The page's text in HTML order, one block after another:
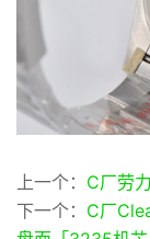
上一个： C厂劳
下一个： C厂